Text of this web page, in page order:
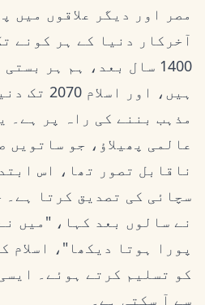
مصر اور دیگر علاقوں میں
آخرکار دنیا کے ہر کونے
1400 سال بعد، ہم ہر
ہیں، اور
مذہب بننے کی راہ پر ہے۔
عالمی پھیلاؤ، جو
ناقابل تصور تھا، اس
سچائی کی تصدیق کرتا ہے۔
نے سالوں بعد کہا، "میں
پورا ہوتا دیکھا"، اسلام
کو تسلیم کرتے ہوئے۔
سے آ سکتی ہے۔